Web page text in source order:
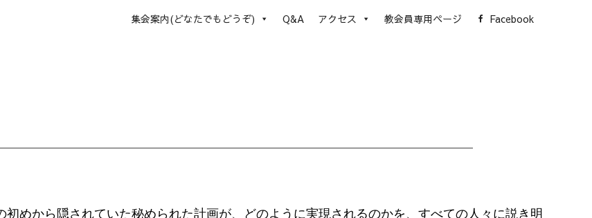
集会案内(どなたでもどうぞ) Q&A アクセス 教会員専用ページ Facebook
から隠されていた秘められた計画が、どのように実現されるのかを、すべての人々に説き明